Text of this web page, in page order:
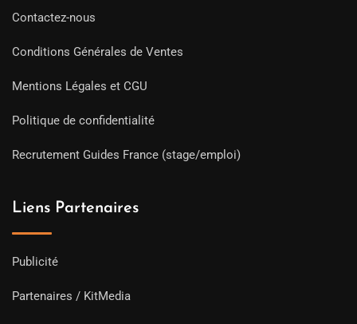
Contactez-nous
Conditions Générales de Ventes
Mentions Légales et CGU
Politique de confidentialité
Recrutement Guides France (stage/emploi)
Liens Partenaires
Publicité
Partenaires / KitMedia